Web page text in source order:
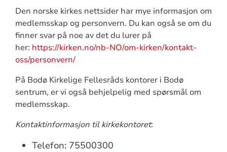
Den norske kirkes nettsider har mye informasjon om
medlemsskap og personvern. Du kan også se om du
finner svar på noe av det du lurer på
her: https://kirken.no/nb-NO/om-kirken/kontakt-
oss/personvern/
På Bodø Kirkelige Fellesråds kontorer i Bodø
sentrum, er vi også behjelpelig med spørsmål om
medlemsskap.
Kontaktinformasjon til kirkekontoret:
Telefon: 75500300